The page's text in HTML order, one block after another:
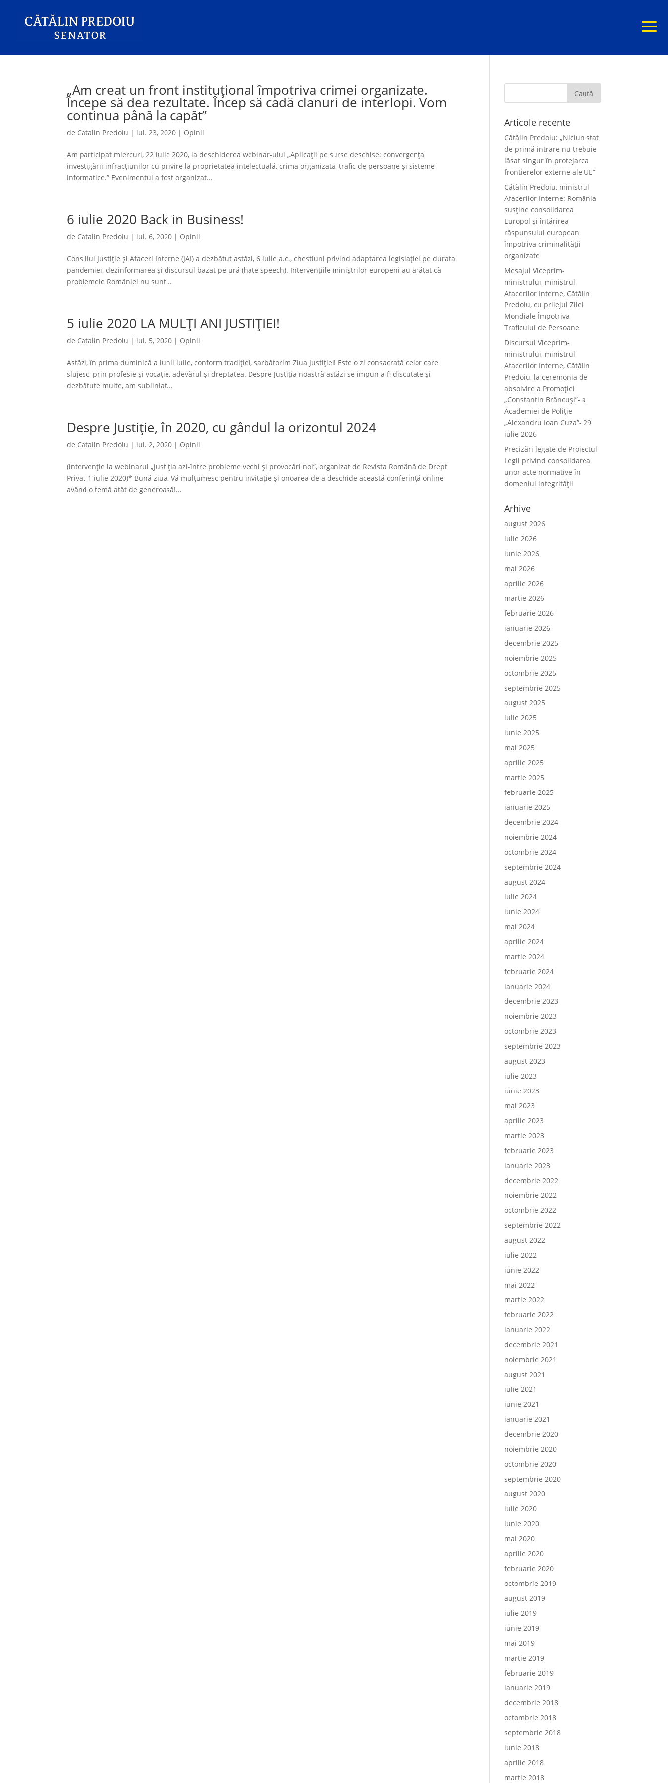
„Am creat un front instituțional împotriva crimei organizate.
Începe să dea rezultate. Încep să cadă clanuri de interlopi. Vom
continua până la capăt”
de Catalin Predoiu | iul. 23, 2020 | Opinii
Am participat miercuri, 22 iulie 2020, la deschiderea webinar-ului „Aplicații pe surse deschise: convergența
investigării infracțiunilor cu privire la proprietatea intelectuală, crima organizată, trafic de persoane și sisteme
informatice.” Evenimentul a fost organizat...
6 iulie 2020 Back in Business!
de Catalin Predoiu | iul. 6, 2020 | Opinii
Consiliul Justiție și Afaceri Interne (JAI) a dezbătut astăzi, 6 iulie a.c., chestiuni privind adaptarea legislației pe durata
pandemiei, dezinformarea și discursul bazat pe ură (hate speech). Intervențiile miniștrilor europeni au arătat că
problemele României nu sunt...
5 iulie 2020 LA MULȚI ANI JUSTIȚIEI!
de Catalin Predoiu | iul. 5, 2020 | Opinii
Astăzi, în prima duminică a lunii iulie, conform tradiției, sarbătorim Ziua Justiției! Este o zi consacrată celor care
slujesc, prin profesie și vocație, adevărul și dreptatea. Despre Justiția noastră astăzi se impun a fi discutate și
dezbătute multe, am subliniat...
Despre Justiție, în 2020, cu gândul la orizontul 2024
de Catalin Predoiu | iul. 2, 2020 | Opinii
(intervenție la webinarul „Justiția azi-între probleme vechi și provocări noi”, organizat de Revista Română de Drept
Privat-1 iulie 2020)* Bună ziua, Vă mulțumesc pentru invitație și onoarea de a deschide această conferință online
având o temă atât de generoasă!...
Articole recente
Cătălin Predoiu: „Niciun stat
de primă intrare nu trebuie
lăsat singur în protejarea
frontierelor externe ale UE”
Cătălin Predoiu, ministrul
Afacerilor Interne: România
susține consolidarea
Europol și întărirea
răspunsului european
împotriva criminalității
organizate
Mesajul Viceprim-
ministrului, ministrul
Afacerilor Interne, Cătălin
Predoiu, cu prilejul Zilei
Mondiale Împotriva
Traficului de Persoane
Discursul Viceprim-
ministrului, ministrul
Afacerilor Interne, Cătălin
Predoiu, la ceremonia de
absolvire a Promoției
„Constantin Brâncuși”- a
Academiei de Poliție
„Alexandru Ioan Cuza”- 29
iulie 2026
Precizări legate de Proiectul
Legii privind consolidarea
unor acte normative în
domeniul integrității
Arhive
august 2026
iulie 2026
iunie 2026
mai 2026
aprilie 2026
martie 2026
februarie 2026
ianuarie 2026
decembrie 2025
noiembrie 2025
octombrie 2025
septembrie 2025
august 2025
iulie 2025
iunie 2025
mai 2025
aprilie 2025
martie 2025
februarie 2025
ianuarie 2025
decembrie 2024
noiembrie 2024
octombrie 2024
septembrie 2024
august 2024
iulie 2024
iunie 2024
mai 2024
aprilie 2024
martie 2024
februarie 2024
ianuarie 2024
decembrie 2023
noiembrie 2023
octombrie 2023
septembrie 2023
august 2023
iulie 2023
iunie 2023
mai 2023
aprilie 2023
martie 2023
februarie 2023
ianuarie 2023
decembrie 2022
noiembrie 2022
octombrie 2022
septembrie 2022
august 2022
iulie 2022
iunie 2022
mai 2022
martie 2022
februarie 2022
ianuarie 2022
decembrie 2021
noiembrie 2021
august 2021
iulie 2021
iunie 2021
ianuarie 2021
decembrie 2020
noiembrie 2020
octombrie 2020
septembrie 2020
august 2020
iulie 2020
iunie 2020
mai 2020
aprilie 2020
februarie 2020
octombrie 2019
august 2019
iulie 2019
iunie 2019
mai 2019
martie 2019
februarie 2019
ianuarie 2019
decembrie 2018
octombrie 2018
septembrie 2018
iunie 2018
aprilie 2018
martie 2018